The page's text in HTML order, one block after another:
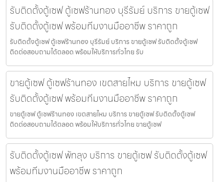
รับติดตั้งตู้เซฟ ตู้เซฟร้านทอง บุรีรัมย์ บริการ ขายตู้เซฟ
รับติดตั้งตู้เซฟ พร้อมทีมงานมืออาชีพ ราคาถูก
รับติดตั้งตู้เซฟ ตู้เซฟร้านทอง บุรีรัมย์ บริการ ขายตู้เซฟ รับติดตั้งตู้เซฟ
ติดต่อสอบถามได้ตลอด พร้อมให้บริการทั่วไทย รับ
ขายตู้เซฟ ตู้เซฟร้านทอง เขตสายไหม บริการ ขายตู้เซฟ
รับติดตั้งตู้เซฟ พร้อมทีมงานมืออาชีพ ราคาถูก
ขายตู้เซฟ ตู้เซฟร้านทอง เขตสายไหม บริการ ขายตู้เซฟ รับติดตั้งตู้เซฟ
ติดต่อสอบถามได้ตลอด พร้อมให้บริการทั่วไทย ขายตู้เซฟ
รับติดตั้งตู้เซฟ พัทลุง บริการ ขายตู้เซฟ รับติดตั้งตู้เซฟ
พร้อมทีมงานมืออาชีพ ราคาถูก